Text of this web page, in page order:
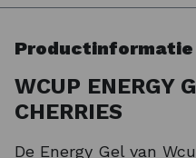
Productinformatie
WCUP ENERGY
CHERRIES
De Energy Gel van